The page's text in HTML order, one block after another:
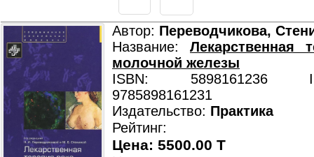
Автор: Переводчикова,
Название: Лекарственная
молочной железы
ISBN: 5898161236
9785898161231
Издательство: Практика
Рейтинг:
Цена: 5500.00 T